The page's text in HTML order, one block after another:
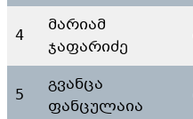
4
მარიამ
ჯაფარიძე
5
გვანცა
ფანცულაია